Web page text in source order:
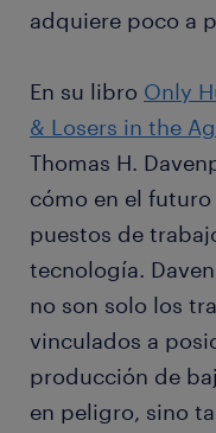
adquiere poco a
En su libro Only
& Losers in the
Thomas H.
cómo en el
puestos de
tecnología.
no son solo los
vinculados a
producción de
en peligro, sino